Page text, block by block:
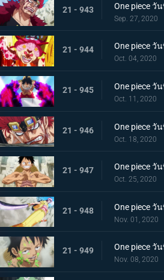
21 - 943
Sep. 27, 2020
21 - 944
Oct. 04, 2020
21 - 945
Oct. 11, 2020
21 - 946
Oct. 18, 2020
21 - 947
Oct. 25, 2020
21 - 948
Nov. 01, 2020
21 - 949
Nov. 08, 2020